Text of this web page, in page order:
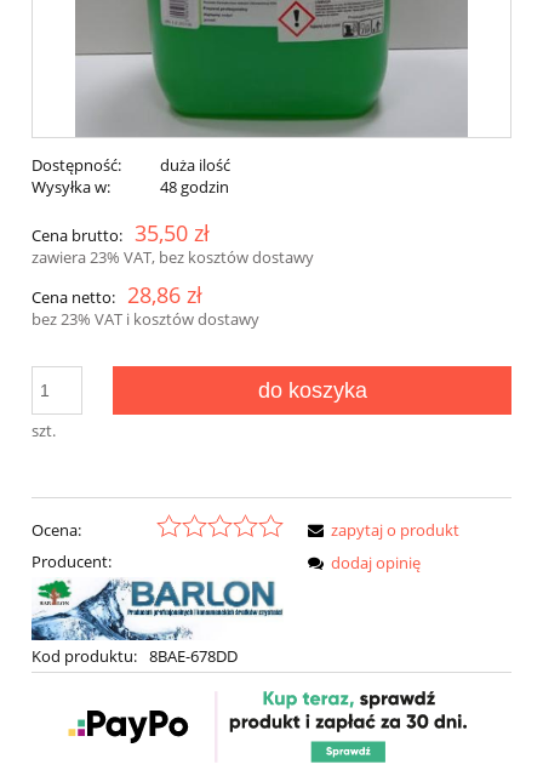
Dostępność:
duża ilość
Wysyłka w:
48 godzin
Cena brutto: 35,50 zł
zawiera 23% VAT, bez kosztów dostawy
Cena netto: 28,86 zł
bez 23% VAT i kosztów dostawy
szt.
do koszyka
Ocena:
Producent:
Kod produktu: 8BAE-678DD
zapytaj o produkt
dodaj opinię